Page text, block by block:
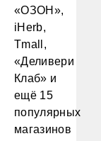
«ОЗОН»,
iHerb,
Tmall,
«Деливери
Клаб» и
ещё 15
популярных
магазинов